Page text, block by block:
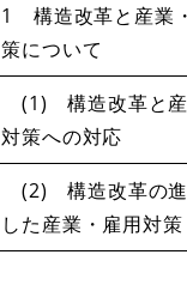
1 構造改革と産業
策について
(1) 構造改革と産
対策への対応
(2) 構造改革の進
した産業・雇用対策